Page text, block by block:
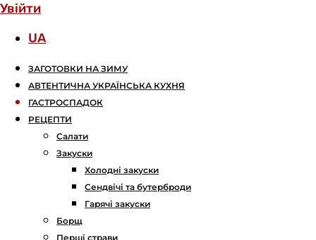
Увійти
UA
ЗАГОТОВКИ НА ЗИМУ
АВТЕНТИЧНА УКРАЇНСЬКА КУХНЯ
ГАСТРОСПАДОК
РЕЦЕПТИ
Салати
Закуски
Холодні закуски
Сендвічі та бутерброди
Гарячі закуски
Борщ
Перші страви